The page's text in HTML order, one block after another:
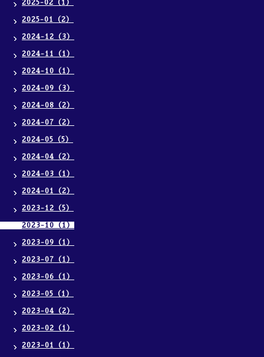
2025-02（1）
2025-01（2）
2024-12（3）
2024-11（1）
2024-10（1）
2024-09（3）
2024-08（2）
2024-07（2）
2024-05（5）
2024-04（2）
2024-03（1）
2024-01（2）
2023-12（5）
2023-10（1）
2023-09（1）
2023-07（1）
2023-06（1）
2023-05（1）
2023-04（2）
2023-02（1）
2023-01（1）